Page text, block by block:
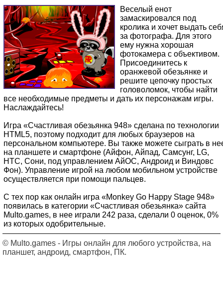
Веселый енот
замаскировался под
кролика и хочет выдать
за фотографа. Для этого
ему нужна хорошая
фотокамера с объективом.
Присоединитесь к
оранжевой обезьянке и
решите цепочку простых
головоломок, чтобы найти
все необходимые предметы и дать их персонажам игры.
Наслаждайтесь!
Игра «Счастливая обезьянка 948» сделана по технологии
HTML5, поэтому подходит для любых браузеров на
персональном компьютере. Вы также можете сыграть в
на планшете и смартфоне (Айфон, Айпад, Самсунг, LG,
HTC, Сони, под управлением АйОС, Андроид и Виндовс
Фон). Управление игрой на любом мобильном устройстве
осуществляется при помощи пальцев.
С тех пор как онлайн игра «Monkey Go Happy Stage 948»
появилась в категории «Счастливая обезьянка» сайта
Multo.games, в нее играли 242 раза, сделали 0 оценок, 0%
из которых одобрительные.
© Multo.games - Игры онлайн для любого устройства, на
планшет, андроид, смартфон, ПК.